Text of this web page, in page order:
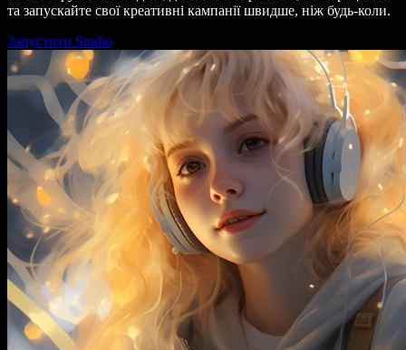
та запускайте свої креативні кампанії швидше, ніж будь-коли.
Запустити Studio